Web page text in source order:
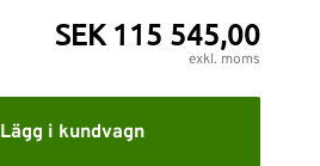
SEK 115 545,00
exkl. moms
Lägg i kundvagn